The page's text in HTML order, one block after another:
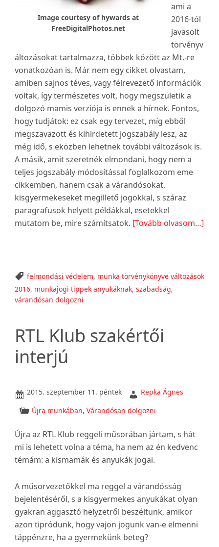
Image courtesy of hywards at
FreeDigitalPhotos.net
ami a
2016-tól
javasolt
törvényv
áltozásokat tartalmazza, többek között az Mt.-re
vonatkozóan is. Már nem egy cikket olvastam,
amiben sajnos téves, vagy félrevezető információk
voltak, így természetes volt, hogy megszületik a
dolgozó mamis verziója is ennek a hírnek. Fontos,
hogy tudjátok: ez csak egy tervezet, míg ebből
megszavazott és kihirdetett jogszabály lesz, az
még idő, s eközben lehetnek további változások is.
A másik, amit szeretnék elmondani, hogy nem a
teljes jogszabály módosítással foglalkozom eme
cikkemben, hanem csak a várandósokat,
kisgyermekeseket megillető jogokkal, s száraz
paragrafusok helyett példákkal, esetekkel
mutatom be, mire számítsatok. [Tovább olvasom…]
a
felmondási védelem, munka törvénykönyve változások
2016, munkajogi tippek anyukáknak, szabadság,
várandósan dolgozni
RTL Klub szakértői
interjú
2015. szeptember 11. péntek Repka Ágnes
Újra munkában, Várandósan dolgozni
Újra az RTL Klub reggeli műsorában jártam, s hát
mi is lehetett volna a téma, ha nem az én kedvenc
témám: a kismamák és anyukák jogai.
A műsorvezetőkkel ma reggel a várandósság
bejelentéséről, s a kisgyermekes anyukákat olyan
gyakran aggasztó helyzetről beszéltünk, amikor
azon tipródunk, hogy vajon jogunk van-e elmenni
táppénzre, ha a gyermekünk beteg?